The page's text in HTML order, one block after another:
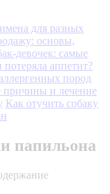
для разных
основы,
девочек: самые
аппетит?
пород
причины и лечение
Как отучить собаку
папильона